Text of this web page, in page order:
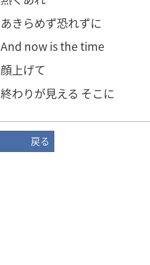
あきらめず恐れずに
And now is the time
顔上げて
終わりが見える そこに
戻る